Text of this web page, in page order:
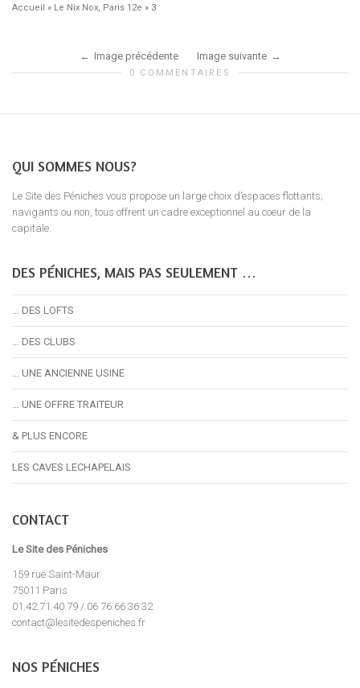
Accueil » Le Nix Nox, Paris 12e » 3
Image précédente Image suivante
0 COMMENTAIRES
QUI SOMMES NOUS?
Le Site des Péniches vous propose un large choix d’espaces flottants;
navigants ou non, tous offrent un cadre exceptionnel au coeur de la
capitale.
DES PÉNICHES, MAIS PAS SEULEMENT …
… DES LOFTS
… DES CLUBS
… UNE ANCIENNE USINE
… UNE OFFRE TRAITEUR
& PLUS ENCORE
LES CAVES LECHAPELAIS
CONTACT
Le Site des Péniches
159 rue Saint-Maur
75011 Paris
01.42.71.40.79 / 06 76 66 36 32
contact@lesitedespeniches.fr
NOS PÉNICHES